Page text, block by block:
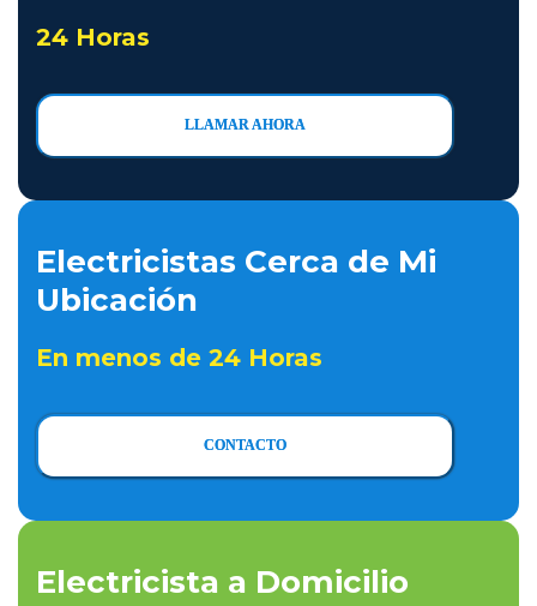
24 Horas
LLAMAR AHORA
Electricistas Cerca de Mi
Ubicación
En menos de 24 Horas
CONTACTO
Electricista a Domicilio